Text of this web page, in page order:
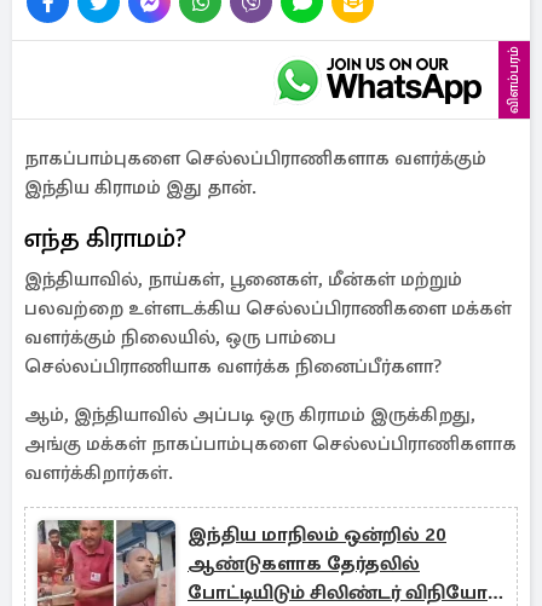
விளம்பரம்
நாகப்பாம்புகளை செல்லப்பிராணிகளாக வளர்க்கும்
இந்திய கிராமம் இது தான்.
எந்த கிராமம்?
இந்தியாவில், நாய்கள், பூனைகள், மீன்கள் மற்றும்
பலவற்றை உள்ளடக்கிய செல்லப்பிராணிகளை மக்கள்
வளர்க்கும் நிலையில், ஒரு பாம்பை
செல்லப்பிராணியாக வளர்க்க நினைப்பீர்களா?
ஆம், இந்தியாவில் அப்படி ஒரு கிராமம் இருக்கிறது,
அங்கு மக்கள் நாகப்பாம்புகளை செல்லப்பிராணிகளாக
வளர்க்கிறார்கள்.
இந்திய மாநிலம் ஒன்றில் 20
ஆண்டுகளாக தேர்தலில்
போட்டியிடும் சிலிண்டர் விநியோக